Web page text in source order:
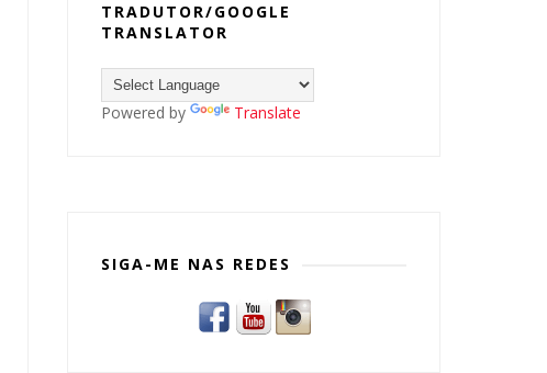
TRADUTOR/GOOGLE
TRANSLATOR
Powered by Translate
SIGA-ME NAS REDES